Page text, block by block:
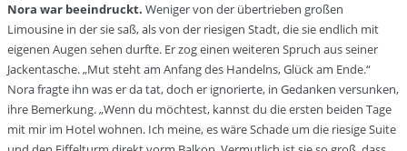
Nora war beeindruckt. Weniger von der übertrieben großen
Limousine in der sie saß, als von der riesigen Stadt, die sie endlich mit
eigenen Augen sehen durfte. Er zog einen weiteren Spruch aus seiner
Jackentasche. „Mut steht am Anfang des Handelns, Glück am Ende.“
Nora fragte ihn was er da tat, doch er ignorierte, in Gedanken versunken,
ihre Bemerkung. „Wenn du möchtest, kannst du die ersten beiden Tage
mit mir im Hotel wohnen. Ich meine, es wäre Schade um die riesige Suite